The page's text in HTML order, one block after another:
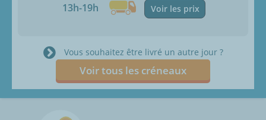
13h-19h Voir les prix
Vous souhaitez être livré un autre jour ?
Voir tous les créneaux